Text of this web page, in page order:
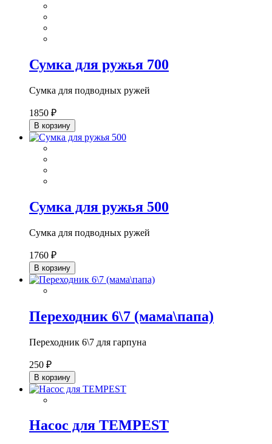
Сумка для ружья 700
Сумка для подводных ружей
1850 ₽
В корзину
Сумка для ружья 500
Сумка для подводных ружей
1760 ₽
В корзину
Переходник 6\7 (мама\папа)
Переходник 6\7 для гарпуна
250 ₽
В корзину
Насос для TEMPEST